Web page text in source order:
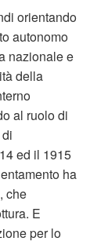
orientando
autonomo
nazionale e
della
al ruolo di
ed il 1915
ha
che
E
per lo